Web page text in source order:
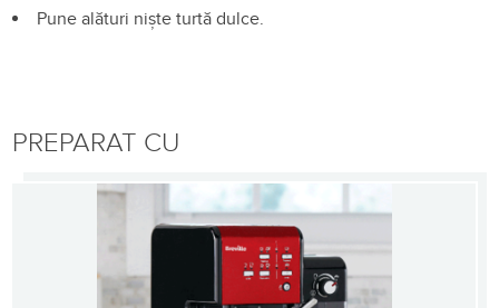
Pune alături niște turtă dulce.
PREPARAT CU